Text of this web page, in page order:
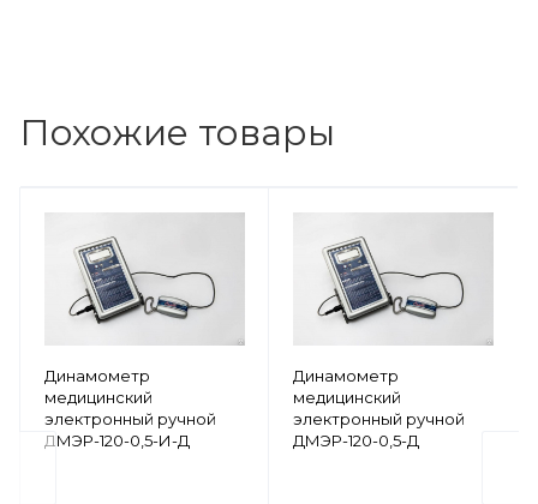
Похожие товары
Динамометр
медицинский
электронный ручной
ДМЭР-120-0,5-И-Д
Динамометр
медицинский
электронный ручной
ДМЭР-120-0,5-Д